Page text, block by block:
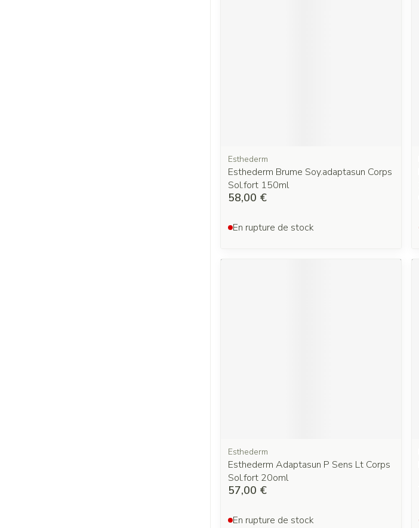
Esthederm
Esthederm Brume Soy.adaptasun Corps
Sol.fort 150ml
58,00 €
En rupture de stock
Esthederm
Esthederm Adaptasun P Sens Lt Corps
Sol.fort 20oml
57,00 €
En rupture de stock